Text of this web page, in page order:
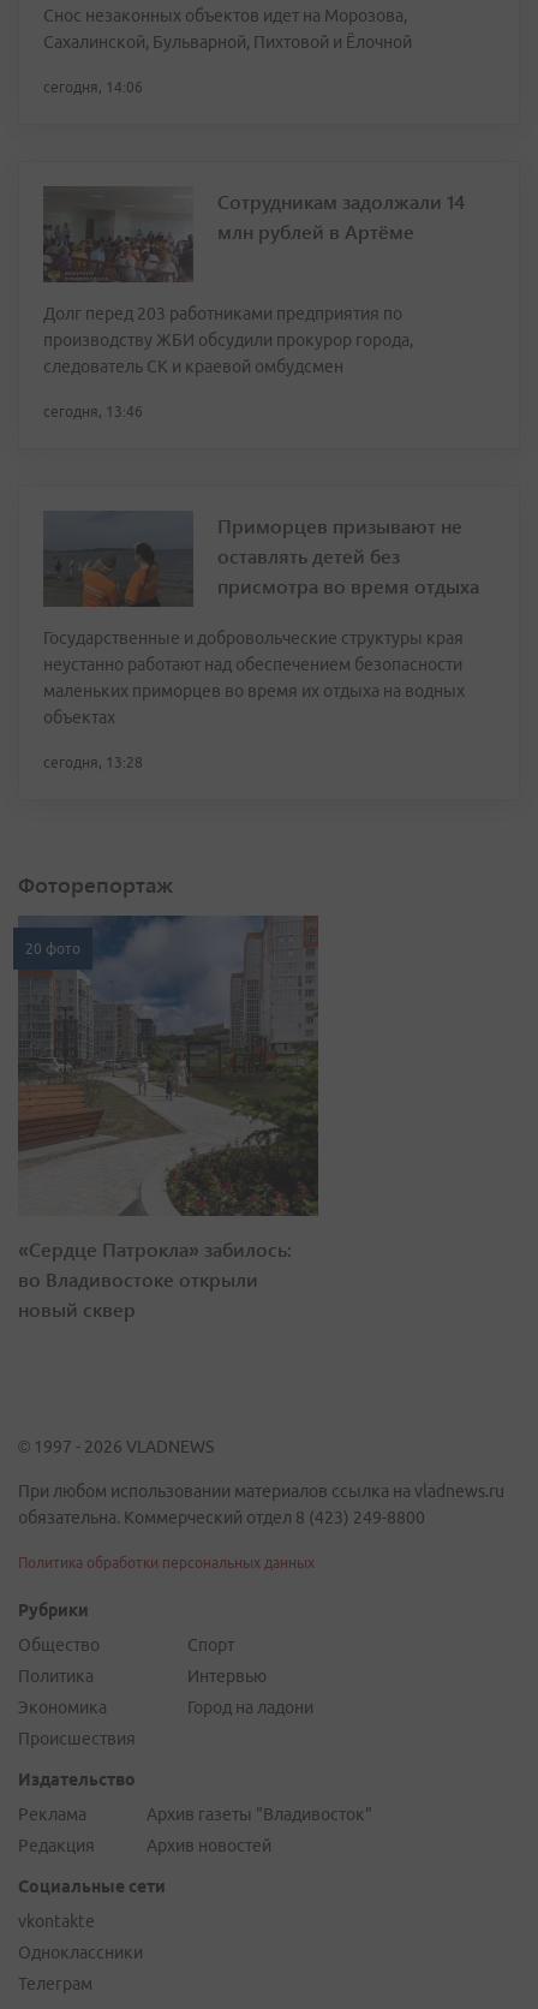
Снос незаконных объектов идет на Морозова,
Сахалинской, Бульварной, Пихтовой и Ёлочной
сегодня, 14:06
Сотрудникам задолжали 14
млн рублей в Артёме
Долг перед 203 работниками предприятия по
производству ЖБИ обсудили прокурор города,
следователь СК и краевой омбудсмен
сегодня, 13:46
Приморцев призывают не
оставлять детей без
присмотра во время отдыха
Государственные и добровольческие структуры края
неустанно работают над обеспечением безопасности
маленьких приморцев во время их отдыха на водных
объектах
сегодня, 13:28
Фоторепортаж
20 фото
«Сердце Патрокла» забилось:
во Владивостоке открыли
новый сквер
© 1997 - 2026 VLADNEWS
При любом использовании материалов ссылка на vladnews.ru
обязательна. Коммерческий отдел 8 (423) 249-8800
Политика обработки персональных данных
Рубрики
Общество
Политика
Экономика
Происшествия
Спорт
Интервью
Город на ладони
Издательство
Реклама
Редакция
Архив газеты "Владивосток"
Архив новостей
Социальные сети
vkontakte
Одноклассники
Телеграм